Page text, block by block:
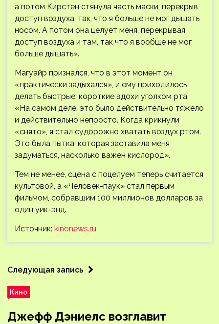
а потом Кирстен стянула часть маски, перекрыв
доступ воздуха, так, что я больше не мог дышать
носом. А потом она целует меня, перекрывая
доступ воздуха и там, так что я вообще не мог
больше дышать».
Магуайр признался, что в этот момент он
«практически задыхался», и ему приходилось
делать быстрые, короткие вдохи уголком рта.
«На самом деле, это было действительно тяжело
и действительно непросто. Когда крикнули
«снято», я стал судорожно хватать воздух ртом.
Это была пытка, которая заставила меня
задуматься, насколько важен кислород».
Тем не менее, сцена с поцелуем теперь считается
культовой, а «Человек-паук» стал первым
фильмом, собравшим 100 миллионов долларов за
один уик-энд.
Источник: kinonews.ru
Следующая запись
Кино
Джефф Дэниелс возглавит